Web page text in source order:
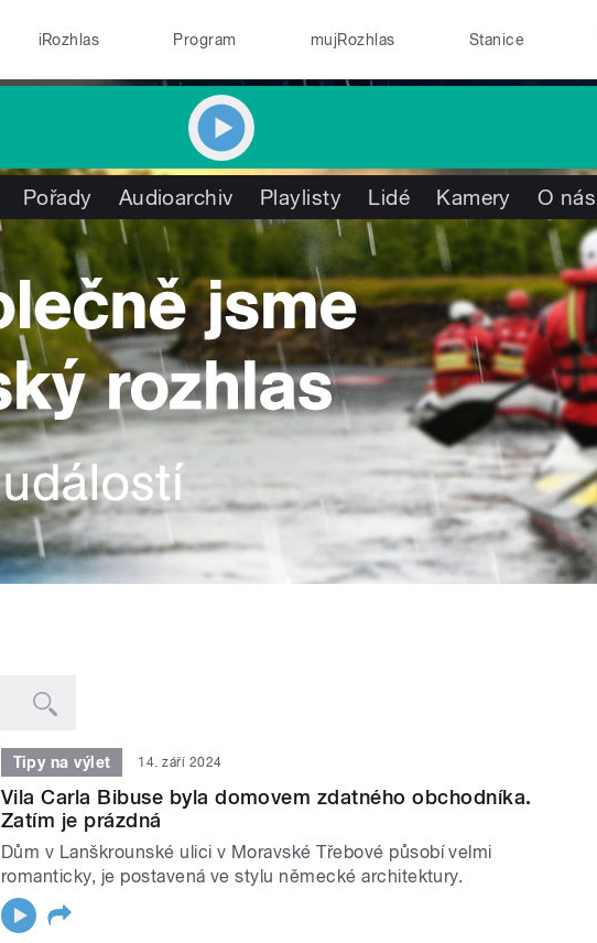
iRozhlas Program mujRozhlas Stanice
Pořady Audioarchiv Playlisty Lidé Kamery O nás
Tipy na výlet 14. září 2024
Vila Carla Bibuse byla domovem zdatného obchodníka.
Zatím je prázdná
Dům v Lanškrounské ulici v Moravské Třebové působí velmi
romanticky, je postavená ve stylu německé architektury.